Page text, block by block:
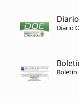
Diario
Boletín